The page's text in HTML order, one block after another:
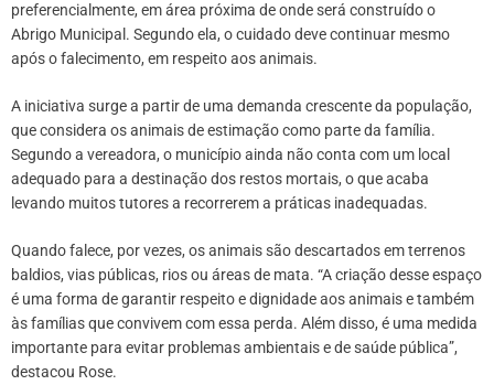
preferencialmente, em área próxima de onde será construído o
Abrigo Municipal. Segundo ela, o cuidado deve continuar mesmo
após o falecimento, em respeito aos animais.
A iniciativa surge a partir de uma demanda crescente da população,
que considera os animais de estimação como parte da família.
Segundo a vereadora, o município ainda não conta com um local
adequado para a destinação dos restos mortais, o que acaba
levando muitos tutores a recorrerem a práticas inadequadas.
Quando falece, por vezes, os animais são descartados em terrenos
baldios, vias públicas, rios ou áreas de mata. “A criação desse espaço
é uma forma de garantir respeito e dignidade aos animais e também
às famílias que convivem com essa perda. Além disso, é uma medida
importante para evitar problemas ambientais e de saúde pública”,
destacou Rose.